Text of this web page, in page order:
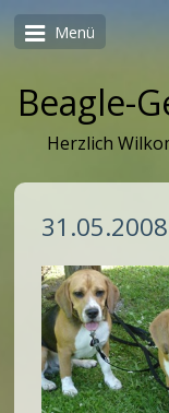
Menü
Beagle-
Herzlich